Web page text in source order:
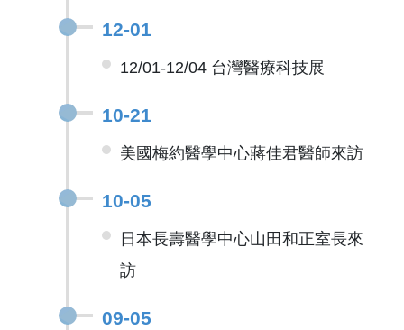
12-01
12/01-12/04 台灣醫療科技展
10-21
美國梅約醫學中心蔣佳君醫師來訪
10-05
日本長壽醫學中心山田和正室長來
訪
09-05